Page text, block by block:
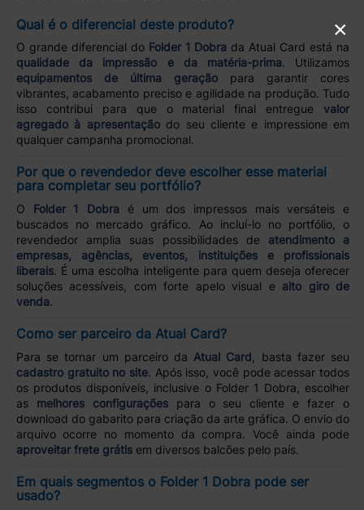
Qual é o diferencial deste produto?
O grande diferencial do Folder 1 Dobra da Atual Card está na
qualidade da impressão e da matéria-prima. Utilizamos
equipamentos de última geração para garantir cores
vibrantes, acabamento preciso e agilidade na produção. Tudo
isso contribui para que o material final entreguevalor
agregado à apresentaçãodo seu cliente e impressione em
qualquer campanha promocional.
Por que o revendedor deve escolher esse material
para completar seu portfólio?
O Folder 1 Dobra é um dos impressos mais versáteis e
buscados no mercado gráfico. Ao incluí-lo no portfólio, o
revendedor amplia suas possibilidades de atendimento a
empresas, agências, eventos, instituições e profissionais
liberais. É uma escolha inteligente para quem deseja oferecer
soluções acessíveis, com forte apelo visual e alto giro de
venda.
Como ser parceiro da Atual Card?
Para se tornar um parceiro da Atual Card , basta fazer seu
cadastro gratuito no site. Após isso, você pode acessar todos
os produtos disponíveis, inclusive o Folder 1 Dobra, escolher
as melhores configuraçõespara o seu cliente e fazer o
download do gabarito para criação da arte gráfica. O envio do
arquivo ocorre no momento da compra. Você ainda pode
aproveitar frete grátisem diversos balcões pelo país.
Em quais segmentos o Folder 1 Dobra pode ser
usado?
×